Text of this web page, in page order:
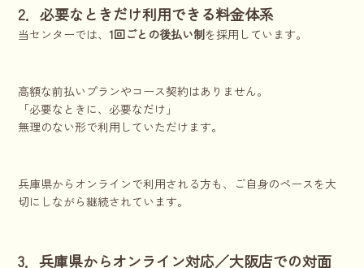
2．必要なときだけ利用できる料金体系
当センターでは、1回ごとの後払い制を採用しています。
高額な前払いプランやコース契約はありません。
「必要なときに、必要なだけ」
無理のない形で利用していただけます。
兵庫県からオンラインで利用される方も、ご自身のペースを大
切にしながら継続されています。
3．兵庫県からオンライン対応／大阪店での対面